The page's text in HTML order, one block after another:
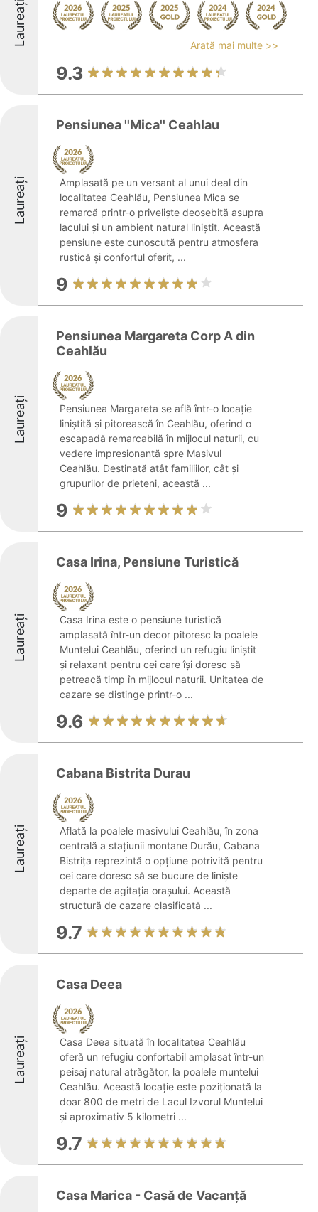
Laureați Arată mai multe >>
9.3
Laureați
Pensiunea ''Mica'' Ceahlau
Amplasată pe un versant al unui deal din
localitatea Ceahlău, Pensiunea Mica se
remarcă printr-o priveliște deosebită asupra
lacului și un ambient natural liniștit. Această
pensiune este cunoscută pentru atmosfera
rustică și confortul oferit, ...
9
Laureați
Pensiunea Margareta Corp A din
Ceahlău
Pensiunea Margareta se află într-o locație
liniștită și pitorească în Ceahlău, oferind o
escapadă remarcabilă în mijlocul naturii, cu
vedere impresionantă spre Masivul
Ceahlău. Destinată atât familiilor, cât și
grupurilor de prieteni, această ...
9
Laureați
Casa Irina, Pensiune Turistică
Casa Irina este o pensiune turistică
amplasată într-un decor pitoresc la poalele
Muntelui Ceahlău, oferind un refugiu liniștit
și relaxant pentru cei care își doresc să
petreacă timp în mijlocul naturii. Unitatea de
cazare se distinge printr-o ...
9.6
Laureați
Cabana Bistrita Durau
Aflată la poalele masivului Ceahlău, în zona
centrală a stațiunii montane Durău, Cabana
Bistrița reprezintă o opțiune potrivită pentru
cei care doresc să se bucure de liniște
departe de agitația orașului. Această
structură de cazare clasificată ...
9.7
Laureați
Casa Deea
Casa Deea situată în localitatea Ceahlău
oferă un refugiu confortabil amplasat într-un
peisaj natural atrăgător, la poalele muntelui
Ceahlău. Această locație este poziționată la
doar 800 de metri de Lacul Izvorul Muntelui
și aproximativ 5 kilometri ...
9.7
Casa Marica - Casă de Vacanță